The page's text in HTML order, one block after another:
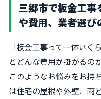
三郷市で板金工
や費用、業者選び
「板金工事って一体いく
とどんな費用が掛かるの
このようなお悩みをお持
は住宅の屋根や外壁、雨